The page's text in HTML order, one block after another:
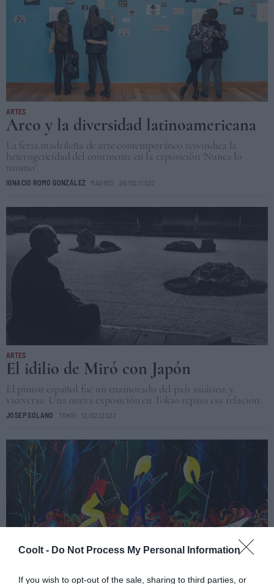
Coolt - Do Not Process My Personal Information
If you wish to opt-out of the sale, sharing to third parties, or
ARTES
Arco y la diversidad latinoamericana
La feria madrileña de arte contemporáneo reivindica la
heterogeneidad del continente en la exposición ‘Nunca lo
mismo’.
IGNACIO ROMO GONZÁLEZ MADRID 26/02/2022
ARTES
El idilio de Miró con Japón
El pintor español fue un enamorado del país asiático, y
viceversa. Una nueva exposición en Tokio repasa esa relación.
JOSEP SOLANO TOKIO 12/02/2022